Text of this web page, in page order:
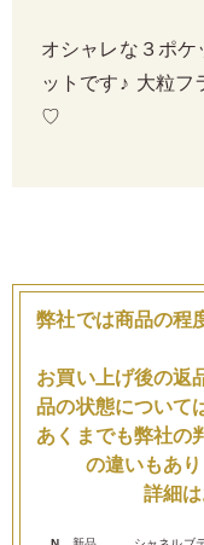
オシャレな３ポケ
ットです♪ 大粒フ
♡
弊社では商品の程
お買い上げ後の返
品の状態について
あくまでも弊社の
の違いもあ
詳細